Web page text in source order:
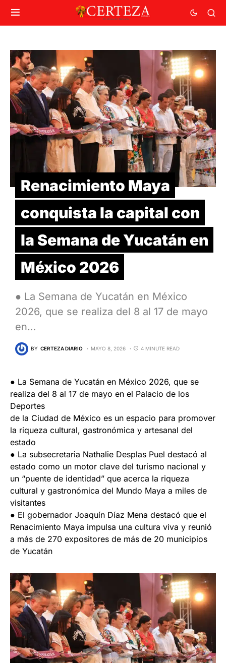
Renacimiento Maya
conquista la capital con
la Semana de Yucatán en
México 2026
● La Semana de Yucatán en México
2026, que se realiza del 8 al 17 de mayo
en…
BY CERTEZA DIARIO MAYO 8, 2026 4 MINUTE READ
● La Semana de Yucatán en México 2026, que se
realiza del 8 al 17 de mayo en el Palacio de los
Deportes
de la Ciudad de México es un espacio para promover
la riqueza cultural, gastronómica y artesanal del
estado
● La subsecretaria Nathalie Desplas Puel destacó al
estado como un motor clave del turismo nacional y
un “puente de identidad” que acerca la riqueza
cultural y gastronómica del Mundo Maya a miles de
visitantes
● El gobernador Joaquín Díaz Mena destacó que el
Renacimiento Maya impulsa una cultura viva y reunió
a más de 270 expositores de más de 20 municipios
de Yucatán